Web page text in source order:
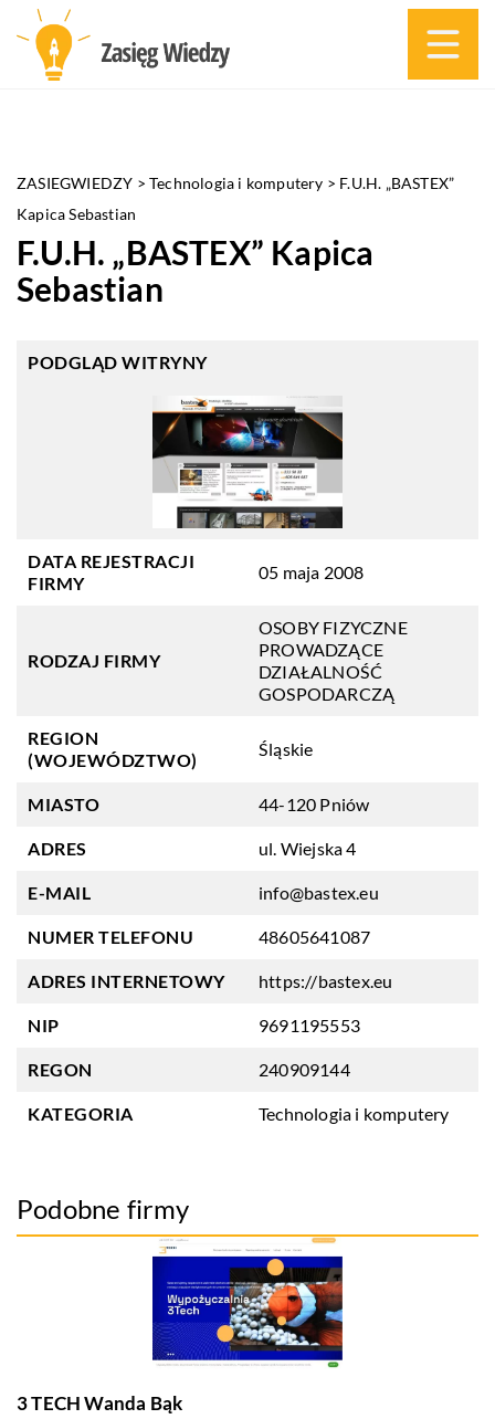
ZASIEGWIEDZY >Technologia i komputery > F.U.H. „BASTEX”
Kapica Sebastian
F.U.H. „BASTEX” Kapica
Sebastian
PODGLĄD WITRYNY
DATA REJESTRACJI
FIRMY
05 maja 2008
RODZAJ FIRMY
OSOBY FIZYCZNE
PROWADZĄCE
DZIAŁALNOŚĆ
GOSPODARCZĄ
REGION
(WOJEWÓDZTWO)
Śląskie
MIASTO 44-120 Pniów
ADRES ul. Wiejska 4
E-MAIL info@bastex.eu
NUMER TELEFONU 48605641087
ADRES INTERNETOWY https://bastex.eu
NIP 9691195553
REGON 240909144
KATEGORIA Technologia i komputery
Podobne firmy
3 TECH Wanda Bąk